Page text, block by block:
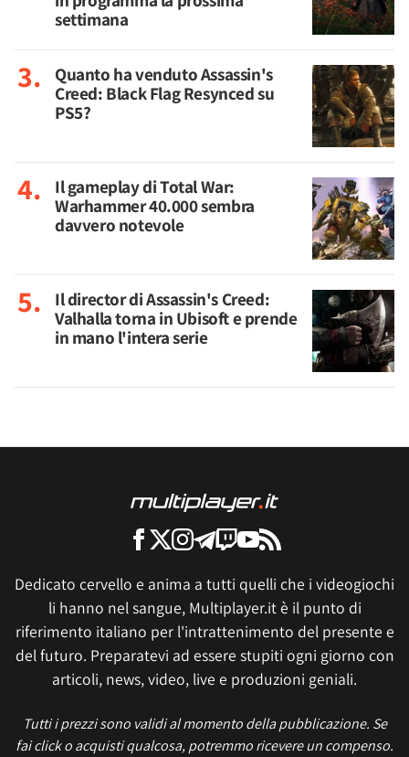
settimana
Quanto ha venduto Assassin's
Creed: Black Flag Resynced su
PS5?
Il gameplay di Total War:
Warhammer 40.000 sembra
davvero notevole
Il director di Assassin's Creed:
Valhalla torna in Ubisoft e prende
in mano l'intera serie
Dedicato cervello e anima a tutti quelli che i videogiochi
li hanno nel sangue, Multiplayer.it è il punto di
riferimento italiano per l'intrattenimento del presente e
del futuro. Preparatevi ad essere stupiti ogni giorno con
articoli, news, video, live e produzioni geniali.
Tutti i prezzi sono validi al momento della pubblicazione. Se
fai click o acquisti qualcosa, potremmo ricevere un compenso.